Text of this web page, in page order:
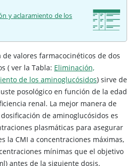
y aclaramiento de los
valores farmacocinéticos de dos
( ver la Tabla: Eliminación,
de los aminoglucósidos) sirve de
posológico en función de la edad
renal. La mejor manera de
de aminoglucósidos es
plasmáticas para asegurar
la CMI a concentraciones máximas,
mínimas que el objetivo
antes de la siguiente dosis.